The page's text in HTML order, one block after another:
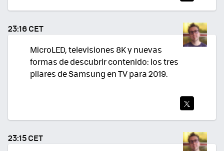
TWI
TEA
R
23:16 CET
MicroLED, televisiones 8K y nuevas
formas de descubrir contenido: los tres
pilares de Samsung en TV para 2019.
TEA
R
23:15 CET